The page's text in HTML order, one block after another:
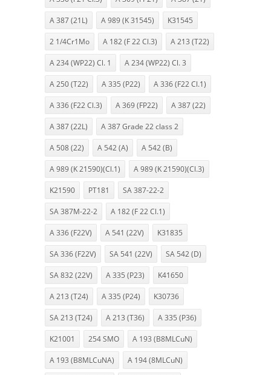
A 387 (21L) A 989 (K 31545) K31545
2 1/4Cr1Mo A 182 (F 22 Cl.3) A 213 (T22)
A 234 (WP22) Cl. 1 A 234 (WP22) Cl. 3
A 250 (T22) A 335 (P22) A 336 (F22 Cl.1)
A 336 (F22 Cl.3) A 369 (FP22) A 387 (22)
A 387 (22L) A 387 Grade 22 class 2
A 508 (22) A 542 (A) A 542 (B)
A 989 (K 21590)(Cl.1) A 989 (K 21590)(Cl.3)
K21590 PT181 SA 387-22-2
SA 387M-22-2 A 182 (F 22 Cl.1)
A 336 (F22V) A 541 (22V) K31835
SA 336 (F22V) SA 541 (22V) SA 542 (D)
SA 832 (22V) A 335 (P23) K41650
A 213 (T24) A 335 (P24) K30736
SA 213 (T24) A 213 (T36) A 335 (P36)
K21001 254 SMO A 193 (B8MLCuN)
A 193 (B8MLCuNA) A 194 (8MLCuN)